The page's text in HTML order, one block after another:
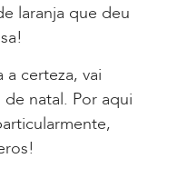
laranja que deu
certeza, vai
natal. Por aqui